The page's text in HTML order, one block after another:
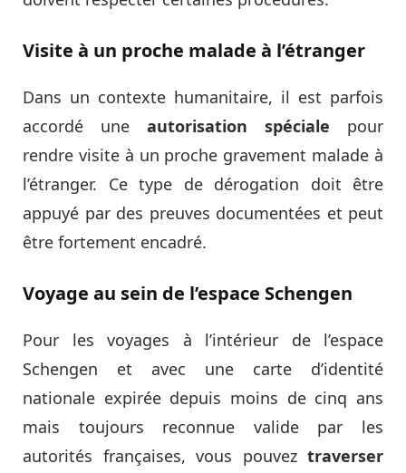
Visite à un proche malade à l’étranger
Dans un contexte humanitaire, il est parfois
accordé une autorisation spéciale pour
rendre visite à un proche gravement malade à
l’étranger. Ce type de dérogation doit être
appuyé par des preuves documentées et peut
être fortement encadré.
Voyage au sein de l’espace Schengen
Pour les voyages à l’intérieur de l’espace
Schengen et avec une carte d’identité
nationale expirée depuis moins de cinq ans
mais toujours reconnue valide par les
autorités françaises, vous pouvez traverser